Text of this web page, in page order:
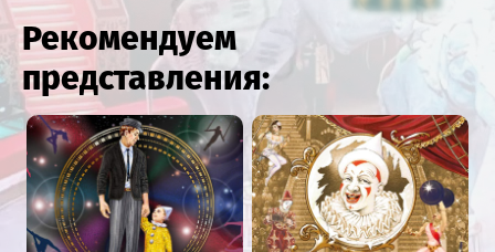
Рекомендуем
представления: